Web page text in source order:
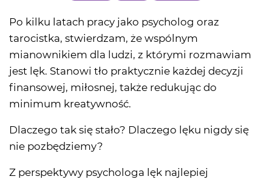
Po kilku latach pracy jako psycholog oraz
tarocistka, stwierdzam, że wspólnym
mianownikiem dla ludzi, z którymi rozmawiam
jest lęk. Stanowi tło praktycznie każdej decyzji
finansowej, miłosnej, także redukując do
minimum kreatywność.
Dlaczego tak się stało? Dlaczego lęku nigdy się
nie pozbędziemy?
Z perspektywy psychologa lęk najlepiej